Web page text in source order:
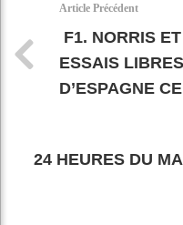
Article Précédent
F1. NORRIS
ESSAIS
D’ESPAGNE
24 HEURES DU